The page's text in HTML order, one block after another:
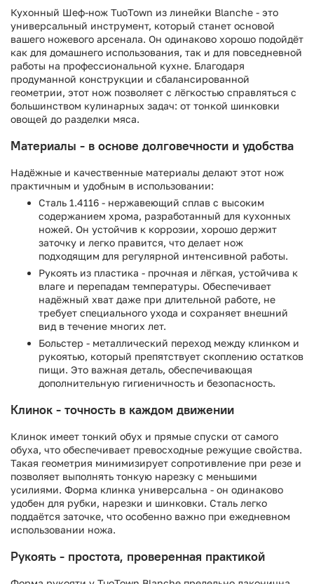
Кухонный Шеф-нож TuoTown из линейки Blanche - это
универсальный инструмент, который станет основой
вашего ножевого арсенала. Он одинаково хорошо подойдёт
как для домашнего использования, так и для повседневной
работы на профессиональной кухне. Благодаря
продуманной конструкции и сбалансированной
геометрии, этот нож позволяет с лёгкостью справляться с
большинством кулинарных задач: от тонкой шинковки
овощей до разделки мяса.
Материалы - в основе долговечности и удобства
Надёжные и качественные материалы делают этот нож
практичным и удобным в использовании:
Сталь 1.4116 - нержавеющий сплав с высоким
содержанием хрома, разработанный для кухонных
ножей. Он устойчив к коррозии, хорошо держит
заточку и легко правится, что делает нож
подходящим для регулярной интенсивной работы.
Рукоять из пластика - прочная и лёгкая, устойчива к
влаге и перепадам температуры. Обеспечивает
надёжный хват даже при длительной работе, не
требует специального ухода и сохраняет внешний
вид в течение многих лет.
Больстер - металлический переход между клинком и
рукоятью, который препятствует скоплению остатков
пищи. Это важная деталь, обеспечивающая
дополнительную гигиеничность и безопасность.
Клинок - точность в каждом движении
Клинок имеет тонкий обух и прямые спуски от самого
обуха, что обеспечивает превосходные режущие свойства.
Такая геометрия минимизирует сопротивление при резе и
позволяет выполнять тонкую нарезку с меньшими
усилиями. Форма клинка универсальна - он одинаково
удобен для рубки, нарезки и шинковки. Сталь легко
поддаётся заточке, что особенно важно при ежедневном
использовании ножа.
Рукоять - простота, проверенная практикой